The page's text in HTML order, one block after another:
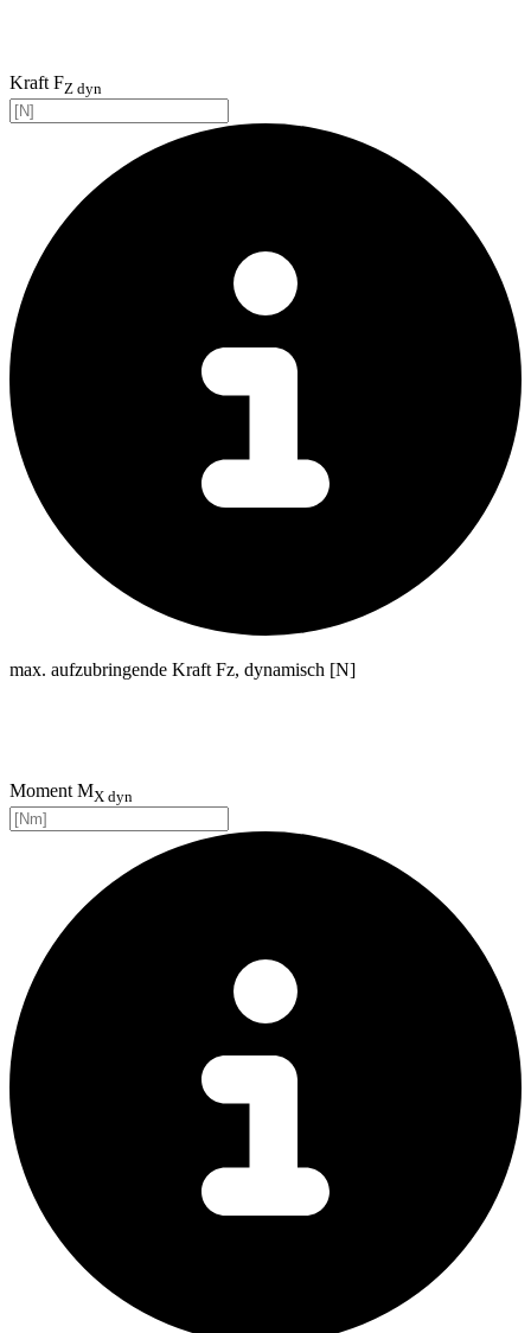
Kraft FZ dyn
max. aufzubringende Kraft Fz, dynamisch [N]
Moment MX dyn